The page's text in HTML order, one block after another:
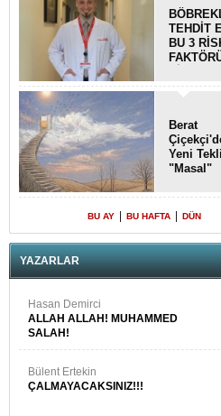
TEHDİT
BU 3
Berat
Yeni
"Masal"
BU AY BU HAFTA DÜN
YAZARLAR
Hasan Demirci
ALLAH ALLAH! MUHAMMED
SALAH!
Bülent Ertekin
ÇALMAYACAKSINIZ!!!